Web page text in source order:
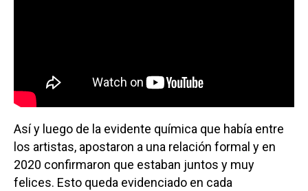
Así y luego de la evidente química que había entre
los artistas, apostaron a una relación formal y en
2020 confirmaron que estaban juntos y muy
felices. Esto queda evidenciado en cada